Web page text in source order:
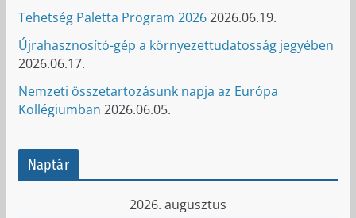
Tehetség Paletta Program 20262026.06.19.
Újrahasznosító-gép a környezettudatosság jegyében
2026.06.17.
Nemzeti összetartozásunk napja az Európa
Kollégiumban 2026.06.05.
Naptár
2026. augusztus